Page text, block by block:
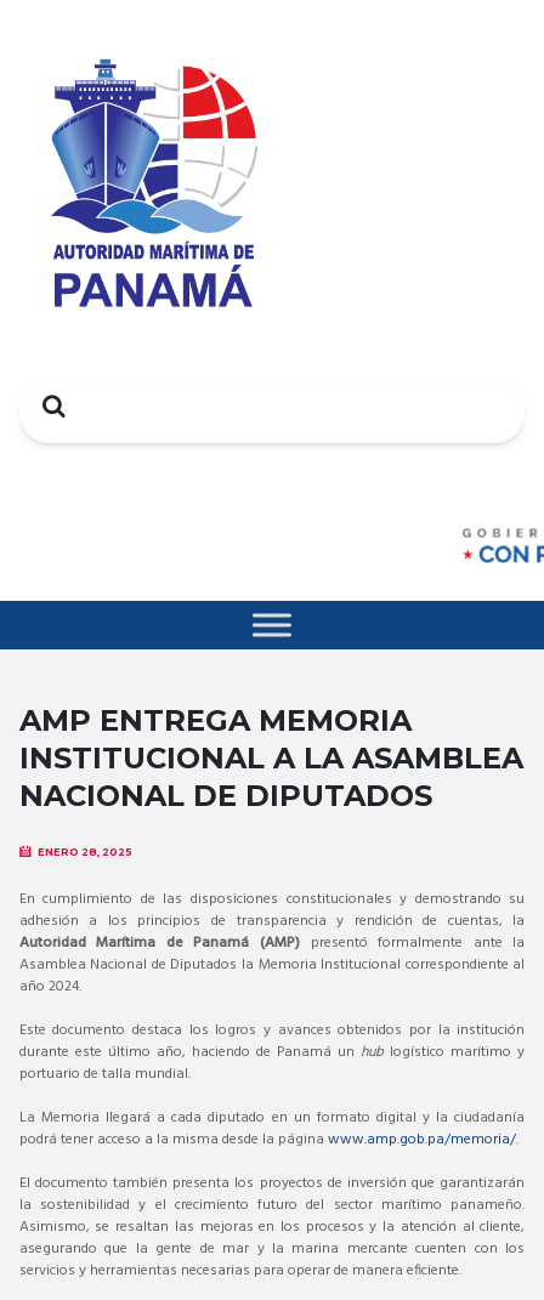
Search
AMP ENTREGA MEMORIA
INSTITUCIONAL A LA ASAMBLEA
NACIONAL DE DIPUTADOS
ENERO 28, 2025
En cumplimiento de las disposiciones constitucionales y demostrando su
adhesión a los principios de transparencia y rendición de cuentas, la
Autoridad Marítima de Panamá (AMP) presentó formalmente ante la
Asamblea Nacional de Diputados la Memoria Institucional correspondiente al
año 2024.
Este documento destaca los logros y avances obtenidos por la institución
durante este último año, haciendo de Panamá un hub logístico marítimo y
portuario de talla mundial.
La Memoria llegará a cada diputado en un formato digital y la ciudadanía
podrá tener acceso a la misma desde la página www.amp.gob.pa/memoria/.
El documento también presenta los proyectos de inversión que garantizarán
la sostenibilidad y el crecimiento futuro del sector marítimo panameño.
Asimismo, se resaltan las mejoras en los procesos y la atención al cliente,
asegurando que la gente de mar y la marina mercante cuenten con los
servicios y herramientas necesarias para operar de manera eficiente.